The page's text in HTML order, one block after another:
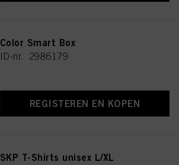
Color Smart Box
ID-nr. 2986179
REGISTEREN EN KOPEN
SKP T-Shirts unisex L/XL